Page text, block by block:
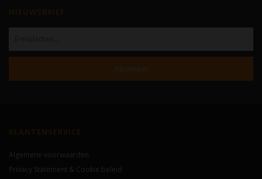
NIEUWSBRIEF
Abonneer
KLANTENSERVICE
Algemene voorwaarden
Privacy Statement & Cookie beleid